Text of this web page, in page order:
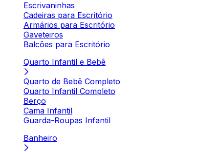
Escrivaninhas
Cadeiras para Escritório
Armários para Escritório
Gaveteiros
Balcões para Escritório
Quarto Infantil e Bebê
Quarto de Bebê Completo
Quarto Infantil Completo
Berço
Cama Infantil
Guarda-Roupas Infantil
Banheiro